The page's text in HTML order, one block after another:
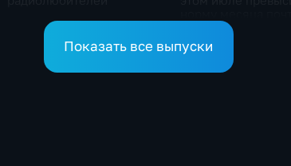
с половиной раза
Показать все выпуски